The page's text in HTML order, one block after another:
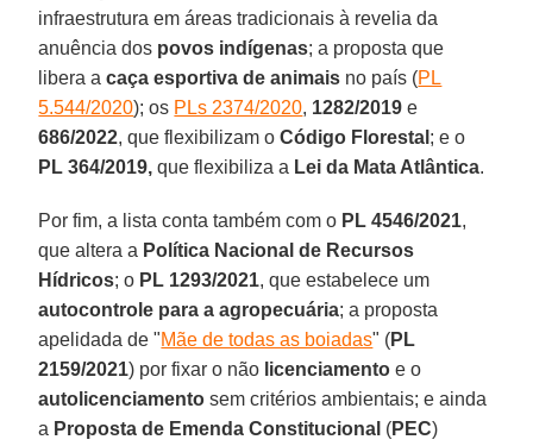
infraestrutura em áreas tradicionais à revelia da
anuência dos povos indígenas; a proposta que
libera acaça esportiva de animais no país (PL
5.544/2020); os PLs 2374/2020, 1282/2019 e
686/2022, que flexibilizam oCódigo Florestal ; e o
PL 364/2019, que flexibiliza a Lei da Mata Atlântica.
Por fim, a lista conta também com o PL 4546/2021,
que altera a Política Nacional de Recursos
Hídricos; o PL 1293/2021, que estabelece um
autocontrole para a agropecuária; a proposta
apelidada de "Mãe de todas as boiadas" (PL
2159/2021) por fixar o não licenciamento e o
autolicenciamento sem critérios ambientais; e ainda
a Proposta de Emenda Constitucional (PEC)